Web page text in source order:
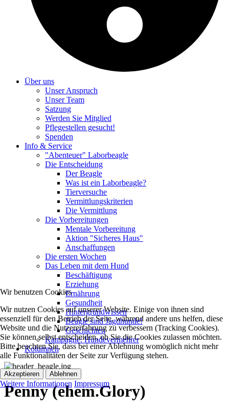
Über uns
Unser Anspruch
Unser Team
Satzung
Werden Sie Mitglied
Pflegestellen gesucht!
Spenden
Info & Service
"Abenteuer" Laborbeagle
Die Entscheidung
Der Beagle
Was ist ein Laborbeagle?
Tierversuche
Vermittlungskriterien
Die Vermittlung
Die Vorbereitungen
Mentale Vorbereitung
Aktion "Sicheres Haus"
Anschaffungen
Die ersten Wochen
Das Leben mit dem Hund
Beschäftigung
Erziehung
Ernährung
Gesundheit
Hintergrundwissen
Beagle sind Jagdhunde!
Geschichten
Kampagne: Hundevermehrer
Kolumnen
Penny (ehem.Glory)
Wir benutzen Cookies
Wir nutzen Cookies auf unserer Website. Einige von ihnen sind
essenziell für den Betrieb der Seite, während andere uns helfen, diese
Website und die Nutzererfahrung zu verbessern (Tracking Cookies).
Sie können selbst entscheiden, ob Sie die Cookies zulassen möchten.
Bitte beachten Sie, dass bei einer Ablehnung womöglich nicht mehr
alle Funktionalitäten der Seite zur Verfügung stehen.
Akzeptieren Ablehnen
Weitere Informationen Impressum